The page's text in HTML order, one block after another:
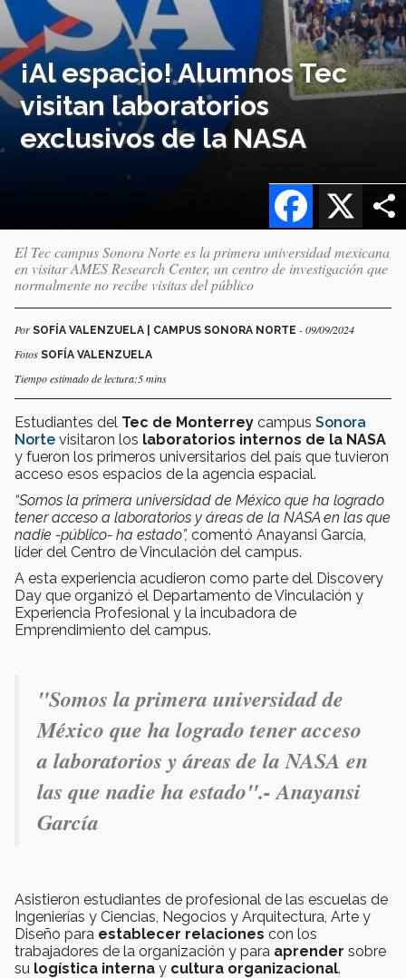
¡Al espacio! Alumnos Tec
visitan laboratorios
exclusivos de la NASA
X
Facebook
El Tec campus Sonora Norte es la primera universidad mexicana
en visitar AMES Research Center, un centro de investigación que
normalmente no recibe visitas del público
Por SOFÍA VALENZUELA | CAMPUS SONORA NORTE - 09/09/2024
Fotos SOFÍA VALENZUELA
Tiempo estimado de lectura:5 mins
Estudiantes del Tec de Monterrey campus Sonora
Norte visitaron los laboratorios internos de la NASA
y fueron los primeros universitarios del país que tuvieron
acceso esos espacios de la agencia espacial.
“Somos la primera universidad de México que ha logrado
tener acceso a laboratorios y áreas de la NASA en las que
nadie -público- ha estado”, comentó Anayansi García,
líder del Centro de Vinculación del campus.
A esta experiencia acudieron como parte del Discovery
Day que organizó el Departamento de Vinculación y
Experiencia Profesional y la incubadora de
Emprendimiento del campus.
"Somos la primera universidad de
México que ha logrado tener acceso
a laboratorios y áreas de la NASA en
las que nadie ha estado".- Anayansi
García
Asistieron estudiantes de profesional de las escuelas de
Ingenierías y Ciencias, Negocios y Arquitectura, Arte y
Diseño para establecer relaciones con los
trabajadores de la organización y para aprender sobre
su logística interna y cultura organizacional.